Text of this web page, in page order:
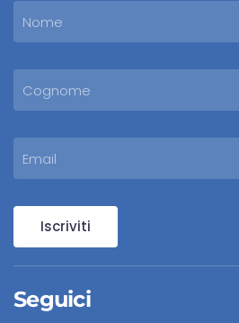
Iscriviti
Seguici